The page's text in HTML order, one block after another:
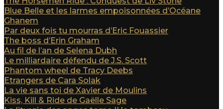
Blue Belle et les larmes empoisonnées d’Océane
Ghanem
Par deux fois tu mourras d’Eric Fouassier
The boss d’Erin Graham
Au fil de l’an de Selena Dubh
Le milliardaire défendu de J.S. Scott
Phantom wheel de Tracy Deebs
Etrangers de Cara Solak
La vie sans toi de Xavier de Moulins
Kiss, Kill & Ride de Gaëlle Sage